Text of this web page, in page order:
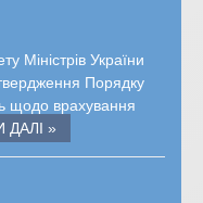
Міністрів України
Порядку
щодо врахування
ДАЛІ »